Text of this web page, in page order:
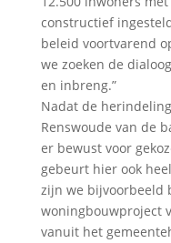
constructief
beleid voortvarend
we zoeken de
en inbreng.”
Nadat de
Renswoude van de
er bewust voor
gebeurt hier ook
zijn we bijvoorbeeld
woningbouwproject
vanuit het